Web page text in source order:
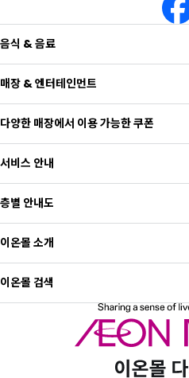
원하는 언어를 선택하세요
음식 & 음료
매장 & 엔터테인먼트
다양한 매장에서 이용 가능한 쿠폰
서비스 안내
층별 안내도
이온몰 소개
이온몰 검색